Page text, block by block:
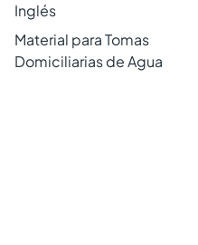
Inglés
Material para Tomas
Domiciliarias de Agua